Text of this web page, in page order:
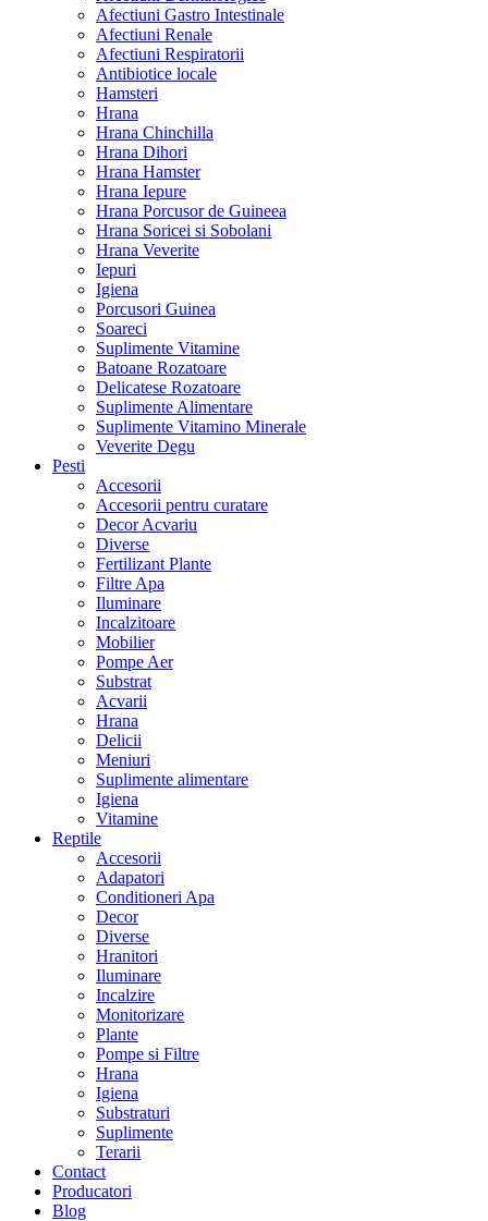
Afectiuni Gastro Intestinale
Afectiuni Renale
Afectiuni Respiratorii
Antibiotice locale
Hamsteri
Hrana
Hrana Chinchilla
Hrana Dihori
Hrana Hamster
Hrana Iepure
Hrana Porcusor de Guineea
Hrana Soricei si Sobolani
Hrana Veverite
Iepuri
Igiena
Porcusori Guinea
Soareci
Suplimente Vitamine
Batoane Rozatoare
Delicatese Rozatoare
Suplimente Alimentare
Suplimente Vitamino Minerale
Veverite Degu
Pesti
Accesorii
Accesorii pentru curatare
Decor Acvariu
Diverse
Fertilizant Plante
Filtre Apa
Iluminare
Incalzitoare
Mobilier
Pompe Aer
Substrat
Acvarii
Hrana
Delicii
Meniuri
Suplimente alimentare
Igiena
Vitamine
Reptile
Accesorii
Adapatori
Conditioneri Apa
Decor
Diverse
Hranitori
Iluminare
Incalzire
Monitorizare
Plante
Pompe si Filtre
Hrana
Igiena
Substraturi
Suplimente
Terarii
Contact
Producatori
Blog